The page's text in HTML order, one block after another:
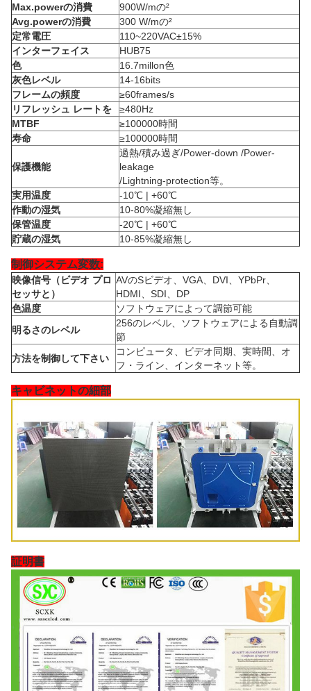
Max.powerの消費
900W/mの²
Avg.powerの消費
300 W/mの²
定常電圧
110~220VAC±15%
インターフェイス
HUB75
色
16.7millon色
灰色レベル
14-16bits
フレームの頻度
≥60frames/s
リフレッシュ レートを
≥480Hz
MTBF
≥100000時間
寿命
≥100000時間
保護機能
過熱/積み過ぎ/Power-down /Power-
leakage
/Lightning-protection等。
実用温度
-10℃ | +60℃
作動の湿気
10-80%凝縮無し
保管温度
-20℃ | +60℃
貯蔵の湿気
10-85%凝縮無し
制御システム変数:
映像信号（ビデオ プロ
セッサと）
AVのSビデオ、VGA、DVI、YPbPr、
HDMI、SDI、DP
色温度
ソフトウェアによって調節可能
明るさのレベル
256のレベル、ソフトウェアによる自動調
節
方法を制御して下さい
コンピュータ、ビデオ同期、実時間、オ
フ・ライン、インターネット等。
キャビネットの細部
証明書